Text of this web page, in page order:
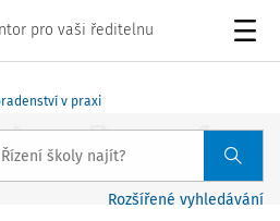
pro vaši ředitelnu
v praxi
Rozšířené vyhledávání